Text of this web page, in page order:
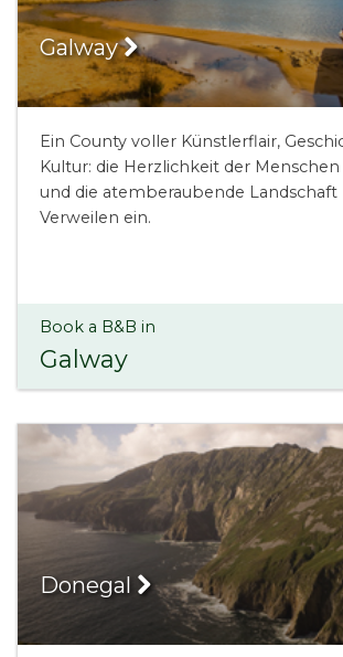
Galway
Ein County voller Künstlerflair,
Kultur: die Herzlichkeit der Menschen
und die atemberaubende Landschaft
Verweilen ein.
Book a B&B in
Galway
Donegal